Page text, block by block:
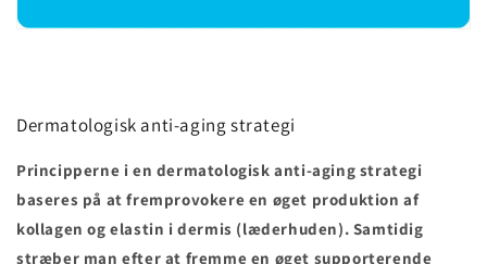
Dermatologisk anti-aging strategi
Principperne i en dermatologisk anti-aging strategi
baseres på at fremprovokere en øget produktion af
kollagen og elastin i dermis (læderhuden). Samtidig
stræber man efter at fremme en øget supporterende